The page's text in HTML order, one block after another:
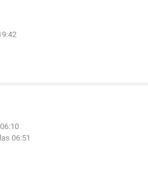
06:51